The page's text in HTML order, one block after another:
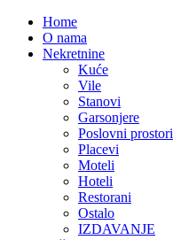
Home
O nama
Nekretnine
Kuće
Vile
Stanovi
Garsonjere
Poslovni prostori
Placevi
Moteli
Hoteli
Restorani
Ostalo
IZDAVANJE